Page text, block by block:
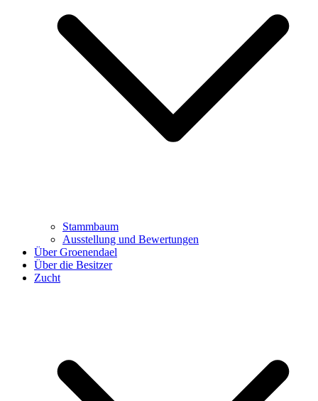
Stammbaum
Ausstellung und Bewertungen
Über Groenendael
Über die Besitzer
Zucht